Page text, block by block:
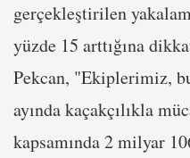
gerçekleştirilen
yüzde 15 arttığına
Pekcan, "Ekiplerimiz,
ayında kaçakçılıkla
kapsamında 2 milyar